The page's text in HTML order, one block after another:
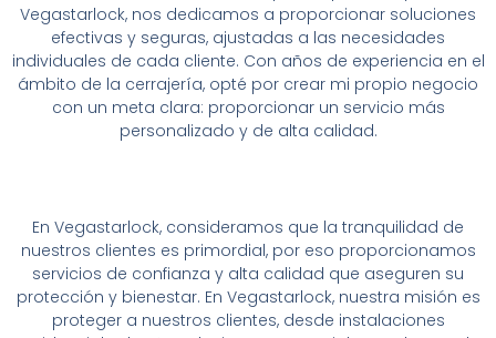
Vegastarlock, nos dedicamos a proporcionar soluciones
efectivas y seguras, ajustadas a las necesidades
individuales de cada cliente. Con años de experiencia en el
ámbito de la cerrajería, opté por crear mi propio negocio
con un meta clara: proporcionar un servicio más
personalizado y de alta calidad.
En Vegastarlock, consideramos que la tranquilidad de
nuestros clientes es primordial, por eso proporcionamos
servicios de confianza y alta calidad que aseguren su
protección y bienestar. En Vegastarlock, nuestra misión es
proteger a nuestros clientes, desde instalaciones